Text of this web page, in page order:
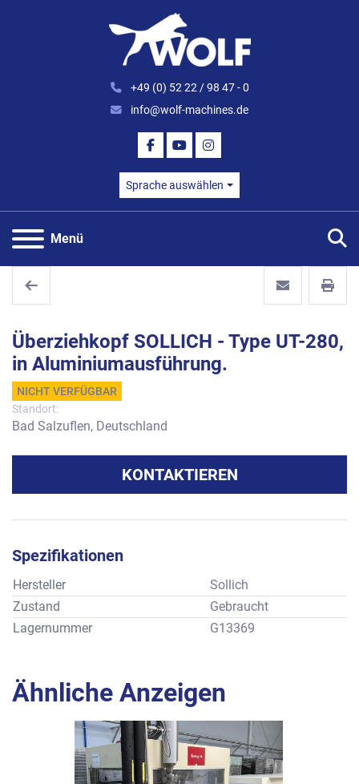
+49 (0) 52 22 / 98 47 - 0
info@wolf-machines.de
FACEBOOK
YOUTUBEINSTAGRAM
Sprache auswählen
Menü
Überziehkopf SOLLICH - Type UT-280,
in Aluminiumausführung.
NICHT VERFÜGBAR
Standort:
Bad Salzuflen, Deutschland
KONTAKTIEREN
Spezifikationen
Hersteller
Sollich
Zustand
Gebraucht
Lagernummer
G13369
Ähnliche Anzeigen